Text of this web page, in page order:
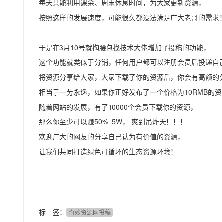
每天只能利用课余、周末休息时间，为大家更新资源，
按照这样的发展速度，可能很久都没法满足广大老哥的需求！
于是在3月10号就掏腰包找技术大佬增加了投稿的功能，
这个功能就类似于分销，任何用户都可以注册会员后投递自
将资源分享给大家，大家下载了你的资源后，你会有高额的
相当于一劳永逸，如果你正好发布了一个价格为10RMB的资
随着网站的发展，有了10000个会员下载你的资源，
那么你至少可以赚50%=5W， 爽到吊炸天！！！
欢迎广大的网友的分享自己认为有价值的资源，
让我们共同打造绿色可循环的生态资源环境！
标 签： 奇妙资源网投稿